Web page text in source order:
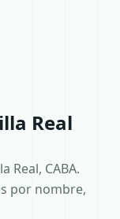
Real
Real, CABA.
por nombre,